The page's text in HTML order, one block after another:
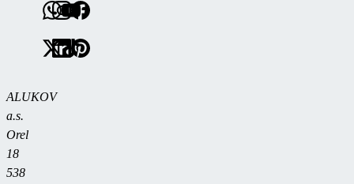
ALUKOV
a.s.
Orel
18
538